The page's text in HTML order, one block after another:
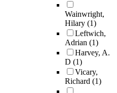
Wainwright,
Hilary (1)
Leftwich,
Adrian (1)
Harvey, A.
D (1)
Vicary,
Richard (1)